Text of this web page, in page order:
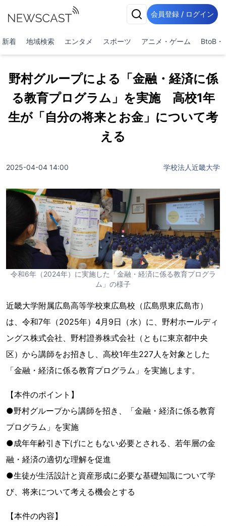
会員登録 / ログイン
新着 地域検索 エンタメ スポーツ アニメ・ゲーム BtoB・
野村グループによる「金融・経済に係
る教育プログラム」を実施 高校1年
生が「自分の将来とお金」について考
える
2025-04-04 14:00 学校法人近畿大学
令和6年（2024年）に実施した「金融・経済に係る教育プログラ
ム」の様子
近畿大学附属広島高等学校東広島校（広島県東広島市）
は、令和7年（2025年）4月9日（水）に、野村ホールディ
ングス株式会社、野村證券株式会社（ともに東京都中央
区）から講師をお招きし、高校1年生227人を対象とした
「金融・経済に係る教育プログラム」を実施します。
【本件のポイント】
●野村グループから講師を招き、「金融・経済に係る教育
プログラム」を実施
●成年年齢引き下げにともない必要とされる、若年層の金
融・経済の適切な理解を促進
●生徒が生活設計と資産形成に必要な基礎知識について学
び、将来について考える機会とする
【本件の内容】